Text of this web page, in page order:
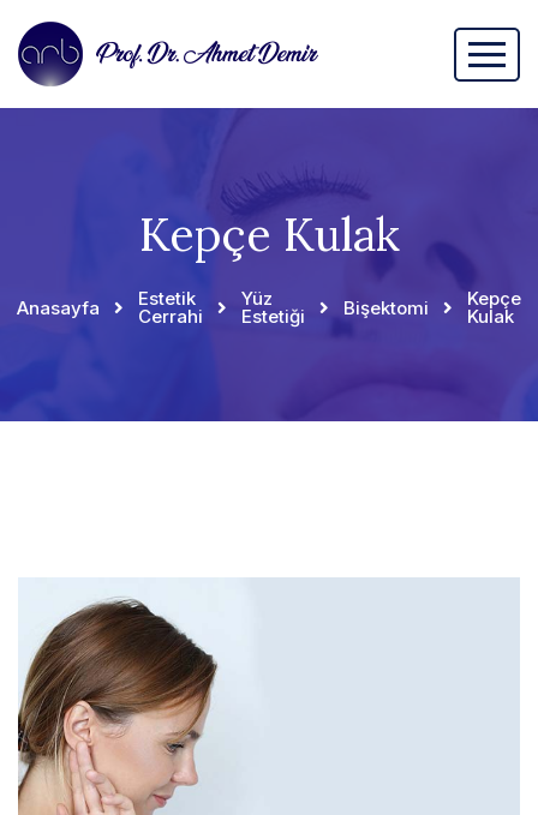
Kepçe Kulak
Anasayfa Estetik
Cerrahi
Yüz
Estetiği Bişektomi Kepçe
Kulak